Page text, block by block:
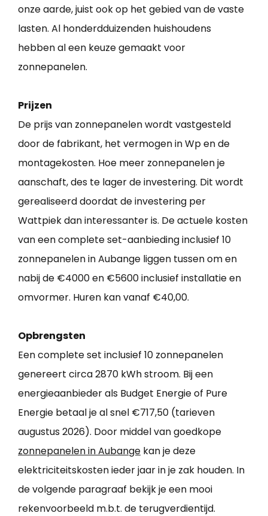
onze aarde, juist ook op het gebied van de vaste
lasten. Al honderdduizenden huishoudens
hebben al een keuze gemaakt voor
zonnepanelen.
Prijzen
De prijs van zonnepanelen wordt vastgesteld
door de fabrikant, het vermogen in Wp en de
montagekosten. Hoe meer zonnepanelen je
aanschaft, des te lager de investering. Dit wordt
gerealiseerd doordat de investering per
Wattpiek dan interessanter is. De actuele kosten
van een complete set-aanbieding inclusief 10
zonnepanelen in Aubange liggen tussen om en
nabij de €4000 en €5600 inclusief installatie en
omvormer. Huren kan vanaf €40,00.
Opbrengsten
Een complete set inclusief 10 zonnepanelen
genereert circa 2870 kWh stroom. Bij een
energieaanbieder als Budget Energie of Pure
Energie betaal je al snel €717,50 (tarieven
augustus 2026). Door middel van goedkope
zonnepanelen in Aubange kan je deze
elektriciteitskosten ieder jaar in je zak houden. In
de volgende paragraaf bekijk je een mooi
rekenvoorbeeld m.b.t. de terugverdientijd.